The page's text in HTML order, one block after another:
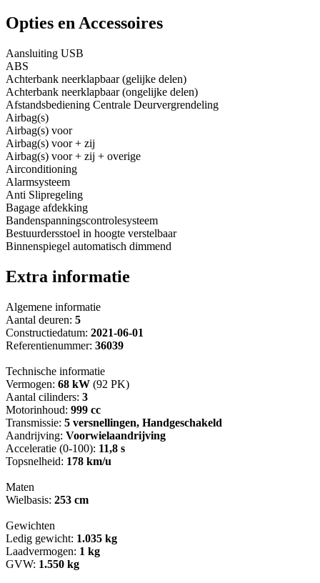
Opties en Accessoires
Aansluiting USB
ABS
Achterbank neerklapbaar (gelijke delen)
Achterbank neerklapbaar (ongelijke delen)
Afstandsbediening Centrale Deurvergrendeling
Airbag(s)
Airbag(s) voor
Airbag(s) voor + zij
Airbag(s) voor + zij + overige
Airconditioning
Alarmsysteem
Anti Slipregeling
Bagage afdekking
Bandenspanningscontrolesysteem
Bestuurdersstoel in hoogte verstelbaar
Binnenspiegel automatisch dimmend
Extra informatie
Algemene informatie
Aantal deuren: 5
Constructiedatum: 2021-06-01
Referentienummer: 36039
Technische informatie
Vermogen: 68 kW (92 PK)
Aantal cilinders: 3
Motorinhoud: 999 cc
Transmissie: 5 versnellingen, Handgeschakeld
Aandrijving: Voorwielaandrijving
Acceleratie (0-100): 11,8 s
Topsnelheid: 178 km/u
Maten
Wielbasis: 253 cm
Gewichten
Ledig gewicht: 1.035 kg
Laadvermogen: 1 kg
GVW: 1.550 kg